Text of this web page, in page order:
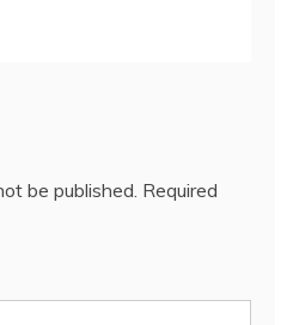
be published. Required